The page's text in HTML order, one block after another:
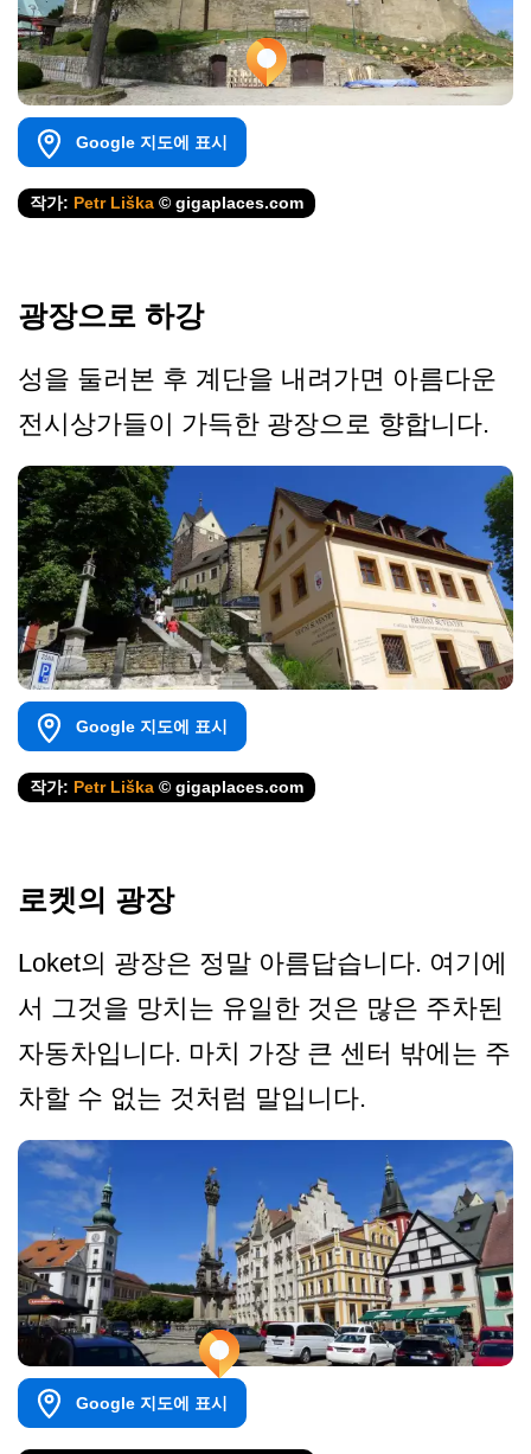
Google 지도에 표시
작가: Petr Liška © gigaplaces.com
광장으로 하강
성을 둘러본 후 계단을 내려가면 아름다운
전시상가들이 가득한 광장으로 향합니다.
Google 지도에 표시
작가: Petr Liška © gigaplaces.com
로켓의 광장
Loket의 광장은 정말 아름답습니다. 여기에
서 그것을 망치는 유일한 것은 많은 주차된
자동차입니다. 마치 가장 큰 센터 밖에는 주
차할 수 없는 것처럼 말입니다.
Google 지도에 표시